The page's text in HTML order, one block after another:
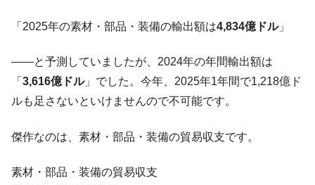
ン』1人当たり賠償10万ウォンを認定 ⇒ 総額3兆7,000億
『Money1』
韓国型イージス搭載の次世代駆逐艦
「KDDX」1番艦、2032年竣工と公示
に韓国がいっちょがみしたのでは。
は韓国で『BYD』車は売れている。6カ月で対前年同期比
「2025年の素材・部品・装備の輸出額は4,834億ドル」
――と予測していましたが、2024年の年間輸出額は
「 3,616億ドル」でした。今年、2025年1年間で1,218億ド
ルも足さないといけませんので不可能です。
傑作なのは、素材・部品・装備の貿易収支です。
素材・部品・装備の貿易収支